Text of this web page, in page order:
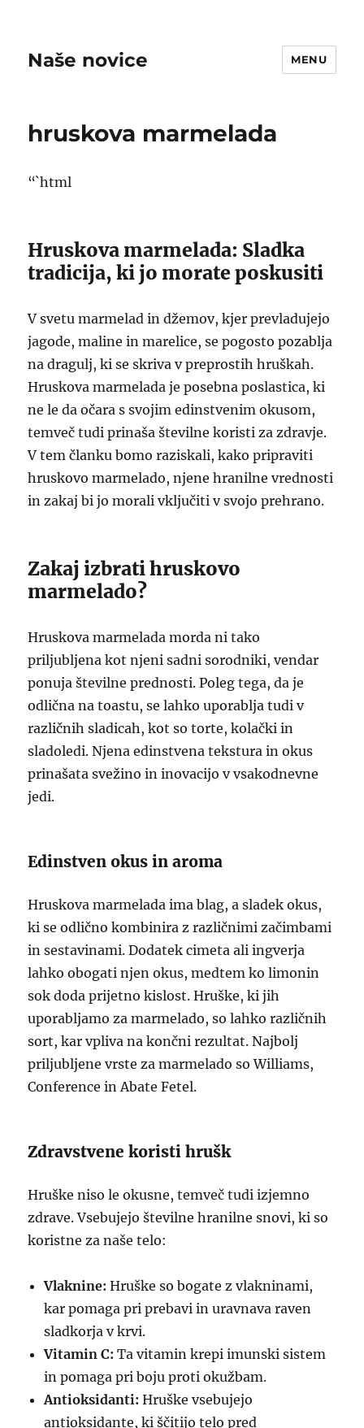
Naše novice MENU
hruskova marmelada
“`html
Hruskova marmelada: Sladka
tradicija, ki jo morate poskusiti
V svetu marmelad in džemov, kjer prevladujejo
jagode, maline in marelice, se pogosto pozablja
na dragulj, ki se skriva v preprostih hruškah.
Hruskova marmelada je posebna poslastica, ki
ne le da očara s svojim edinstvenim okusom,
temveč tudi prinaša številne koristi za zdravje.
V tem članku bomo raziskali, kako pripraviti
hruskovo marmelado, njene hranilne vrednosti
in zakaj bi jo morali vključiti v svojo prehrano.
Zakaj izbrati hruskovo
marmelado?
Hruskova marmelada morda ni tako
priljubljena kot njeni sadni sorodniki, vendar
ponuja številne prednosti. Poleg tega, da je
odlična na toastu, se lahko uporablja tudi v
različnih sladicah, kot so torte, kolački in
sladoledi. Njena edinstvena tekstura in okus
prinašata svežino in inovacijo v vsakodnevne
jedi.
Edinstven okus in aroma
Hruskova marmelada ima blag, a sladek okus,
ki se odlično kombinira z različnimi začimbami
in sestavinami. Dodatek cimeta ali ingverja
lahko obogati njen okus, medtem ko limonin
sok doda prijetno kislost. Hruške, ki jih
uporabljamo za marmelado, so lahko različnih
sort, kar vpliva na končni rezultat. Najbolj
priljubljene vrste za marmelado so Williams,
Conference in Abate Fetel.
Zdravstvene koristi hrušk
Hruške niso le okusne, temveč tudi izjemno
zdrave. Vsebujejo številne hranilne snovi, ki so
koristne za naše telo:
Vlaknine: Hruške so bogate z vlakninami,
kar pomaga pri prebavi in uravnava raven
sladkorja v krvi.
Vitamin C: Ta vitamin krepi imunski sistem
in pomaga pri boju proti okužbam.
Antioksidanti: Hruške vsebujejo
antioksidante, ki ščitijo telo pred